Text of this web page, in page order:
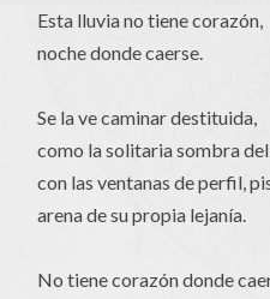
Esta lluvia no tiene corazón,
noche donde caerse.
Se la ve caminar destituida,
como la solitaria sombra
con las ventanas de perfil,
arena de su propia lejanía.
No tiene corazón donde